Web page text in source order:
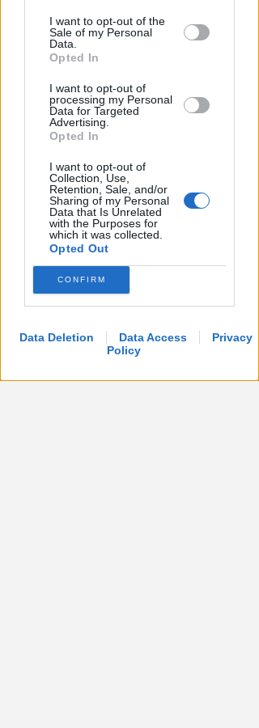
by us to third parties on the IAB’s List of
Downstream Participants that may
further disclose it to other third parties.
I want to opt-out of the
Sale of my Personal
Data.
Opted In
I want to opt-out of
processing my Personal
Data for Targeted
Advertising.
Opted In
I want to opt-out of
Collection, Use,
Retention, Sale, and/or
Sharing of my Personal
Data that Is Unrelated
with the Purposes for
which it was collected.
Opted Out
CONFIRM
Data Deletion Data Access
Privacy
Policy
SABATO AL "BIANCHELLI"
Ingresso gratuito per il test
match tra Vigor Senigallia e
Rimini
Icaro Sport